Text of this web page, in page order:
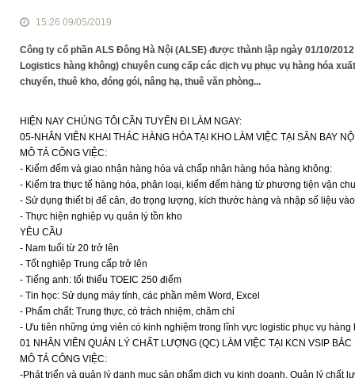
15:26 09/05/2019
Công ty cổ phần ALS Đông Hà Nội (ALSE) được thành lập ngày 01/10/
Logistics hàng không) chuyên cung cấp các dịch vụ phục vụ hàng hóa
chuyển, thuê kho, đóng gói, nâng hạ, thuê văn phòng...
HIỆN NAY CHÚNG TÔI CẦN TUYỂN ĐI LÀM NGAY:
05-NHÂN VIÊN KHAI THÁC HÀNG HÓA TẠI KHO LÀM VIỆC TẠI SÂN BAY
MÔ TẢ CÔNG VIỆC:
- Kiểm đếm và giao nhận hàng hóa và chấp nhận hàng hóa hàng không:
- Kiểm tra thực tế hàng hóa, phân loại, kiểm đếm hàng từ phương tiện vận
- Sử dụng thiết bị để cân, đo trọng lượng, kích thước hàng và nhập số liệu
- Thực hiện nghiệp vụ quản lý tồn kho
YÊU CẦU
- Nam tuổi từ 20 trở lên
- Tốt nghiệp Trung cấp trở lên
- Tiếng anh: tối thiểu TOEIC 250 điểm
- Tin học: Sử dụng máy tính, các phần mêm Word, Excel
- Phẩm chất: Trung thực, có trách nhiệm, chăm chỉ
- Ưu tiên những ứng viên có kinh nghiệm trong lĩnh vực logistic phục vụ hàng
01 NHÂN VIÊN QUẢN LÝ CHẤT LƯỢNG (QC) LÀM VIỆC TẠI KCN VSIP BẮC
MÔ TẢ CÔNG VIỆC:
-Phát triển và quản lý danh mục sản phẩm dịch vụ kinh doanh. Quản lý chất